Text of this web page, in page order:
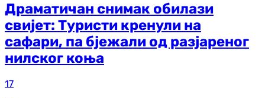
Драматичан снимак обилази
свијет: Туристи кренули на
сафари, па бјежали од разјареног
нилског коња
17